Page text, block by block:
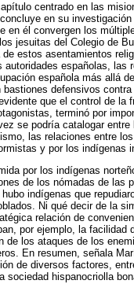
centrado en las
en su
en él convergen los
jesuitas del Colegio de
estos asentamientos
españolas,
española más allá
defensivos
que el control de
terminó por
se podría catalogar
las relaciones entre
y por los indígenas
por los indígenas
de los nómadas de las
indígenas que
Ni qué decir de la
relación de
por ejemplo, la
de los ataques de los
En resumen, señala
de diversos factores,
sociedad hispanocriolla